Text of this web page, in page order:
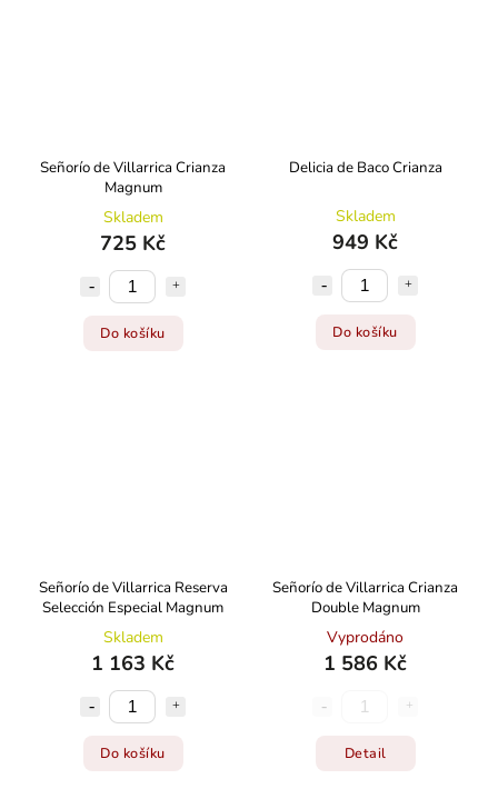
Señorío de Villarrica Crianza
Magnum
Skladem
725 Kč
Do košíku
Delicia de Baco Crianza
Skladem
949 Kč
Do košíku
Señorío de Villarrica Reserva
Selección Especial Magnum
Skladem
1 163 Kč
Do košíku
Señorío de Villarrica Crianza
Double Magnum
Vyprodáno
1 586 Kč
Detail